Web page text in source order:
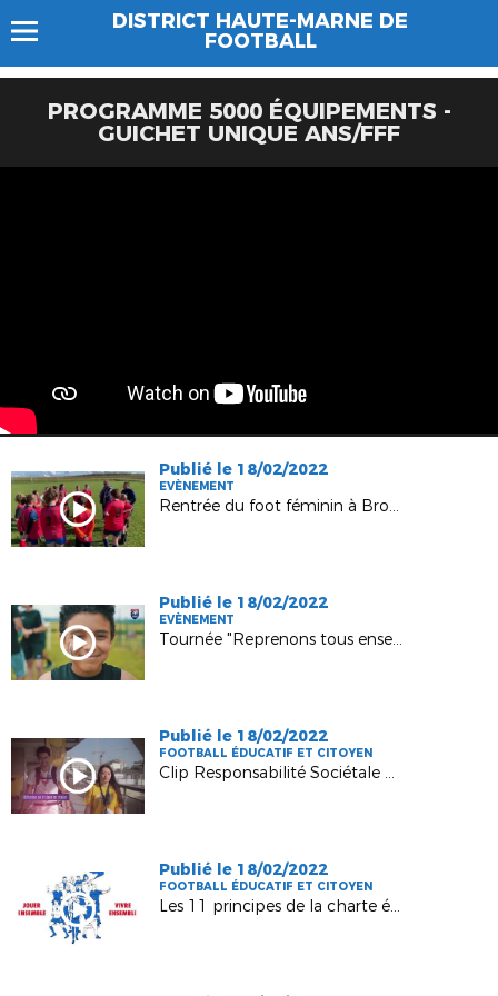
DISTRICT HAUTE-MARNE DE
FOOTBALL
PROGRAMME 5000 ÉQUIPEMENTS -
GUICHET UNIQUE ANS/FFF
Publié le 18/02/2022
EVÈNEMENT
Rentrée du foot féminin à Brottes - octobre 2021
Publié le 18/02/2022
EVÈNEMENT
Tournée "Reprenons tous ensemble" à Bologne
Publié le 18/02/2022
FOOTBALL ÉDUCATIF ET CITOYEN
Clip Responsabilité Sociétale des Organisations (RSO) de la FFF
Publié le 18/02/2022
FOOTBALL ÉDUCATIF ET CITOYEN
Les 11 principes de la charte éthique de la FFF